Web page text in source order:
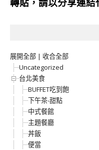
展開全部 | 收合全部
Uncategorized
台北美食
BUFFET吃到飽
下午茶-甜點
中式餐館
主題餐廳
丼飯
便當